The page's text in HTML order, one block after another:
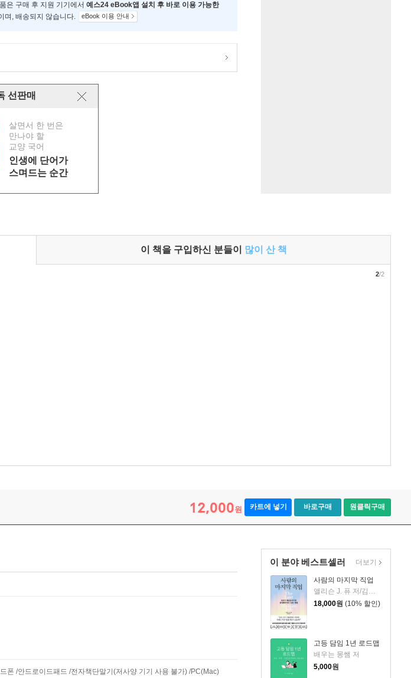
은 구매 후 지원 기기에서 예스24 eBook앱 설치 후 바로 이용 가능한
며, 배송되지 않습니다. eBook 이용 안내
선판매
살면서 한 번은
만나야 할
교양 국어
인생에 단어가
스며드는 순간
이 책을 구입하신 분들이 많이 산 책
2/2
12,000원 카트에 넣기 바로구매 원클릭구매
이 분야 베스트셀러
사람의 마지막 직업
18,000원 (10% 할인)
고등 담임 1년 로드맵
배우는 몽쌤 저
5,000원
더보기
폰 /안드로이드패드 /전자책단말기(저사양 기기 사용 불가) /PC(Mac)